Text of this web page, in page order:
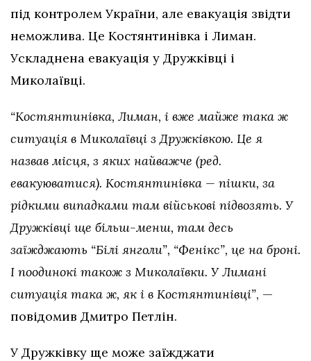
під контролем України, але евакуація звідти
неможлива. Це Костянтинівка і Лиман.
Ускладнена евакуація у Дружківці і
Миколаївці.
“Костянтинівка, Лиман, і вже майже така ж
ситуація в Миколаївці з Дружківкою. Це я
назвав місця, з яких найважче (ред.
евакуюватися). Костянтинівка — пішки, за
рідкими випадками там військові підвозять. У
Дружківці ще більш-менш, там десь
заїжджають “Білі янголи”, “Фенікс”, це на броні.
І поодинокі також з Миколаївки. У Лимані
ситуація така ж, як і в Костянтинівці”, —
повідомив Дмитро Петлін.
У Дружківку ще може заїжджати